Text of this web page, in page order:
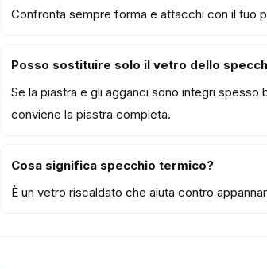
Confronta sempre forma e attacchi con il tuo
Posso sostituire solo il vetro dello
Se la piastra e gli agganci sono integri
conviene la piastra completa.
Cosa significa specchio termico?
È un vetro riscaldato che aiuta contro